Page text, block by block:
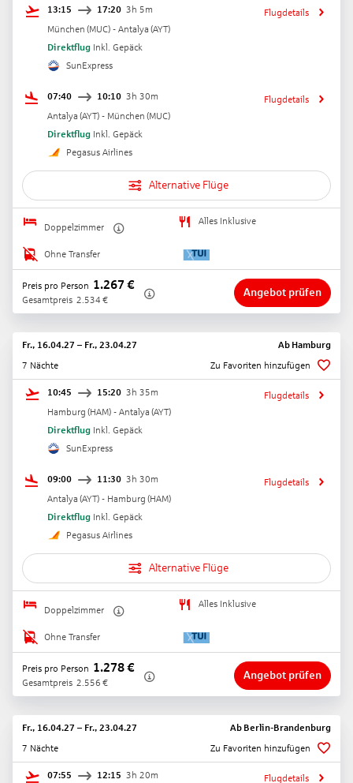
13:15 17:20 3h 5m
München (MUC) - Antalya (AYT)
Direktflug Inkl. Gepäck
SunExpress
Flugdetails
07:40 10:10 3h 30m
Antalya (AYT) - München (MUC)
Direktflug Inkl. Gepäck
Pegasus Airlines
Flugdetails
Alternative Flüge
Doppelzimmer
Alles Inklusive
Ohne Transfer
Preis pro Person 1.267 €
Gesamtpreis 2.534 €
Angebot prüfen
Fr., 16.04.27 – Fr., 23.04.27 Ab Hamburg
7 Nächte
Zu Favoriten hinzufügen
10:45 15:20 3h 35m
Hamburg (HAM) - Antalya (AYT)
Direktflug Inkl. Gepäck
SunExpress
Flugdetails
09:00 11:30 3h 30m
Antalya (AYT) - Hamburg (HAM)
Direktflug Inkl. Gepäck
Pegasus Airlines
Flugdetails
Alternative Flüge
Doppelzimmer
Alles Inklusive
Ohne Transfer
Preis pro Person 1.278€
Gesamtpreis 2.556 €
Angebot prüfen
Fr., 16.04.27 – Fr., 23.04.27 Ab Berlin-Brandenburg
7 Nächte
Zu Favoriten hinzufügen
07:55 12:15 3h 20m Flugdetails